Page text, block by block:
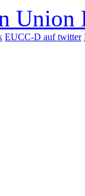
Union
EUCC-D auf twitter